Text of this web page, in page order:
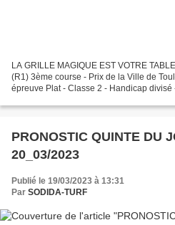
LA GRILLE MAGIQUE EST VOTRE
(R1) 3ème course - Prix de la Ville de
épreuve Plat - Classe 2 - Handicap divisé
PRONOSTIC QUINTE DU
20_03/2023
Publié le 19/03/2023 à 13:31
Par SODIDA-TURF